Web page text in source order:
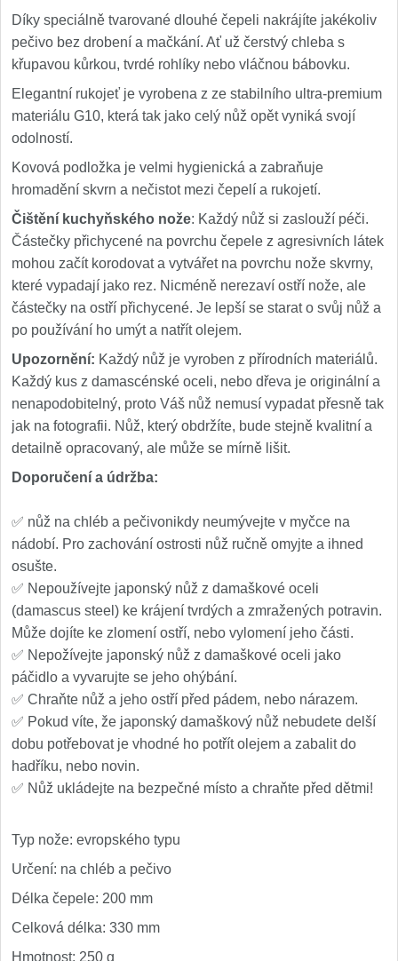
Díky speciálně tvarované dlouhé čepeli nakrájíte jakékoliv
pečivo bez drobení a mačkání. Ať už čerstvý chleba s
křupavou kůrkou, tvrdé rohlíky nebo vláčnou bábovku.
Elegantní rukojeť je vyrobena z ze stabilního ultra-premium
materiálu G10, která tak jako celý nůž opět vyniká svojí
odolností.
Kovová podložka je velmi hygienická a zabraňuje
hromadění skvrn a nečistot mezi čepelí a rukojetí.
Čištění kuchyňského nože: Každý nůž si zaslouží péči.
Částečky přichycené na povrchu čepele z agresivních látek
mohou začít korodovat a vytvářet na povrchu nože skvrny,
které vypadají jako rez. Nicméně nerezaví ostří nože, ale
částečky na ostří přichycené. Je lepší se starat o svůj nůž a
po používání ho umýt a natřít olejem.
Upozornění: Každý nůž je vyroben z přírodních materiálů.
Každý kus z damascénské oceli, nebo dřeva je originální a
nenapodobitelný, proto Váš nůž nemusí vypadat přesně tak
jak na fotografii. Nůž, který obdržíte, bude stejně kvalitní a
detailně opracovaný, ale může se mírně lišit.
Doporučení a údržba:
✅ nůž na chléb a pečivonikdy neumývejte v myčce na
nádobí. Pro zachování ostrosti nůž ručně omyjte a ihned
osušte.
✅ Nepoužívejte japonský nůž z damaškové oceli
(damascus steel) ke krájení tvrdých a zmražených potravin.
Může dojíte ke zlomení ostří, nebo vylomení jeho části.
✅ Nepožívejte japonský nůž z damaškové oceli jako
páčidlo a vyvarujte se jeho ohýbání.
✅ Chraňte nůž a jeho ostří před pádem, nebo nárazem.
✅ Pokud víte, že japonský damaškový nůž nebudete delší
dobu potřebovat je vhodné ho potřít olejem a zabalit do
hadříku, nebo novin.
✅ Nůž ukládejte na bezpečné místo a chraňte před dětmi!
Typ nože: evropského typu
Určení: na chléb a pečivo
Délka čepele: 200 mm
Celková délka: 330 mm
Hmotnost: 250 g